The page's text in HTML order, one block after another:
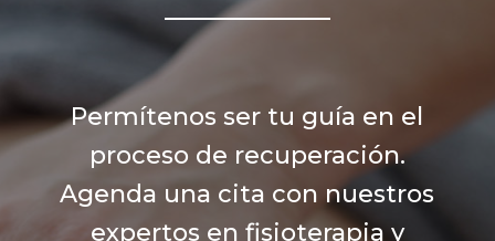
Permítenos ser tu guía en el
proceso de recuperación.
Agenda una cita con nuestros
expertos en fisioterapia y